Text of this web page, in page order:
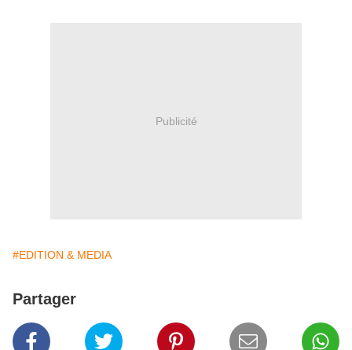
Publicité
#EDITION & MEDIA
Partager